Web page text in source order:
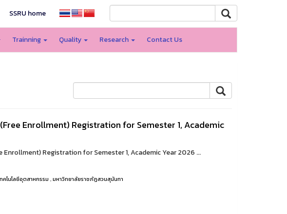
SSRU home
Trainning Quality Research Contact Us
Enrollment) Registration for Semester 1, Academic
Registration for Semester 1, Academic Year 2026 ...
โนโลยีอุตสาหกรรม ,มหาวิทยาลัยราชภัฏสวนสุนันทา